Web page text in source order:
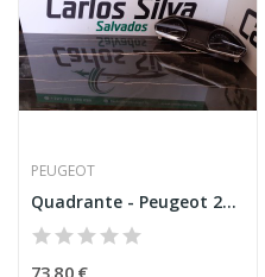
PEUGEOT
Quadrante - Peugeot 208 I (CA_,CC_)
73,80 €